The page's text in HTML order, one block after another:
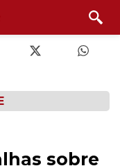
sobre